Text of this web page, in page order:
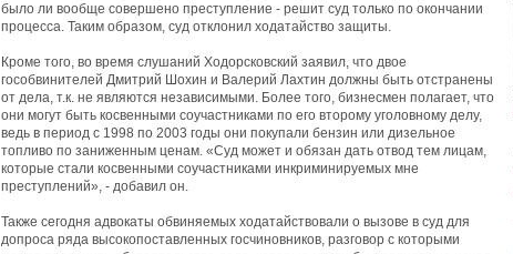
было ли вообще совершено преступление - решит суд только по окончании
процесса. Таким образом, суд отклонил ходатайство защиты.
Кроме того, во время слушаний Ходорсковский заявил, что двое
гособвинителей Дмитрий Шохин и Валерий Лахтин должны быть отстранены
от дела, т.к. не являются независимыми. Более того, бизнесмен полагает, что
они могут быть косвенными соучастниками по его второму уголовному делу,
ведь в период с 1998 по 2003 годы они покупали бензин или дизельное
топливо по заниженным ценам. «Суд может и обязан дать отвод тем лицам,
которые стали косвенными соучастниками инкриминируемых мне
преступлений», - добавил он.
Также сегодня адвокаты обвиняемых ходатайствовали о вызове в суд для
допроса ряда высокопоставленных госчиновников, разговор с которыми